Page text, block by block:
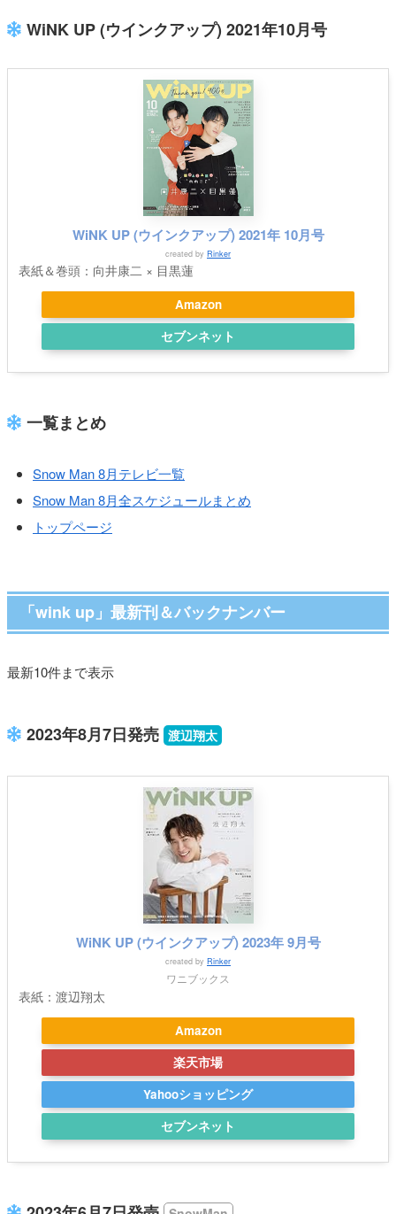
WiNK UP (ウインクアップ) 2021年10月号
WiNK UP (ウインクアップ) 2021年 10月号
created by Rinker
表紙＆巻頭：向井康二 × 目黒蓮
Amazon
セブンネット
一覧まとめ
Snow Man 8月テレビ一覧
Snow Man 8月全スケジュールまとめ
トップページ
「wink up」最新刊＆バックナンバー
最新10件まで表示
2023年8月7日発売 渡辺翔太
WiNK UP (ウインクアップ) 2023年 9月号
created by Rinker
ワニブックス
表紙：渡辺翔太
Amazon
楽天市場
Yahooショッピング
セブンネット